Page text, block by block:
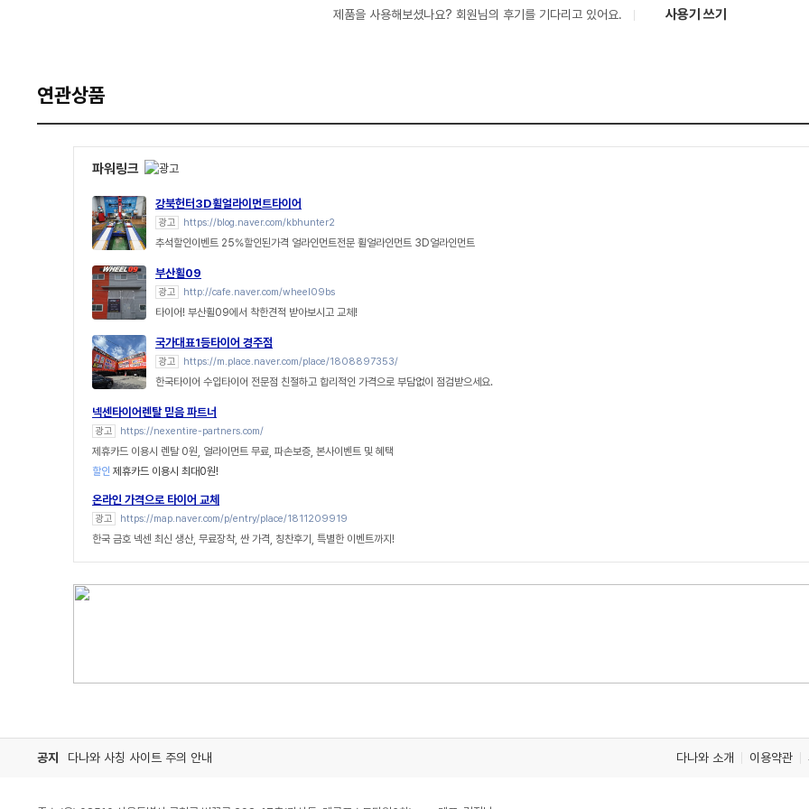
제품을 사용해보셨나요? 회원님의 후기를 기다리고 있어요. 사용기 쓰기
연관상품
파워링크
강북헌터3D휠얼라이먼트타이어
광고 https://blog.naver.com/kbhunter2
추석할인이벤트 25%할인된가격 얼라인먼트전문 휠얼라인먼트 3D얼라인먼트
부산휠09
광고 http://cafe.naver.com/wheel09bs
타이어! 부산휠09에서 착한견적 받아보시고 교체!
국가대표1등타이어 경주점
광고 https://m.place.naver.com/place/1808897353/
한국타이어 수입타이어 전문점 친절하고 합리적인 가격으로 부담없이 점검받으세요.
넥센타이어렌탈 믿음 파트너
광고 https://nexentire-partners.com/
제휴카드 이용시 렌탈 0원, 얼라이먼트 무료, 파손보증, 본사이벤트 및 혜택
할인 제휴카드 이용시 최대0원!
온라인 가격으로 타이어 교체
광고 https://map.naver.com/p/entry/place/1811209919
한국 금호 넥센 최신 생산, 무료장착, 싼 가격, 칭찬후기, 특별한 이벤트까지!
공지 다나와 사칭 사이트 주의 안내 다나와 소개 이용약관